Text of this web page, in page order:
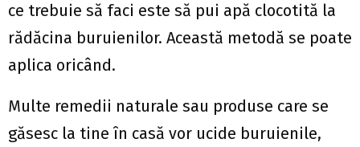
ce trebuie să faci este să pui apă clocotită la
rădăcina buruienilor. Această metodă se poate
aplica oricând.
Multe remedii naturale sau produse care se
găsesc la tine în casă vor ucide buruienile,